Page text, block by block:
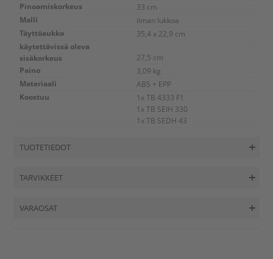
Pinoamiskorkeus 33 cm
Malli ilman lukkoa
Täyttöaukko 35,4 x 22,9 cm
käytettävissä oleva
sisäkorkeus
27,5 cm
Paino 3,09 kg
Materiaali ABS + EPP
Koostuu 1xTB 4333 F1
1xTB SEIH 330
1xTB SEDH 43
TUOTETIEDOT
TARVIKKEET
VARAOSAT